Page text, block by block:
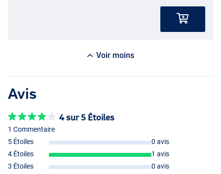
Voir moins
Avis
4 sur 5 Étoiles
1 Commentaire
5 Étoiles
0 avis
4 Étoiles
1 avis
3 Étoiles
0 avis